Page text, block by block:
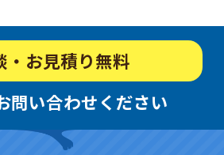
・お見積り無料
問い合わせください